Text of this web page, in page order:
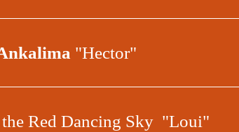
"Hector"
Red Dancing Sky "Loui"